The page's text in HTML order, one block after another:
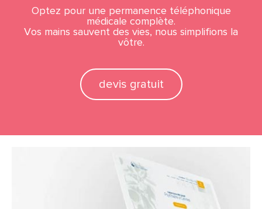
Optez pour une permanence téléphonique
médicale complète.
Vos mains sauvent des vies, nous simplifions la
vôtre.
devis gratuit